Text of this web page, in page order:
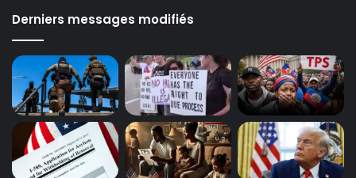
Derniers messages modifiés